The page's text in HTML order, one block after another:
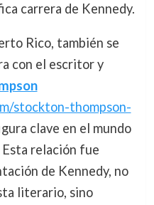
carrera de Kennedy.
Rico, también se
con el escritor y
stockton-thompson-
clave en el mundo
relación fue
de Kennedy, no
literario, sino